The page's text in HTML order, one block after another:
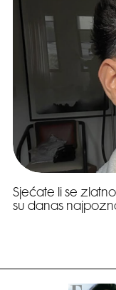
Sjećate li se
su danas